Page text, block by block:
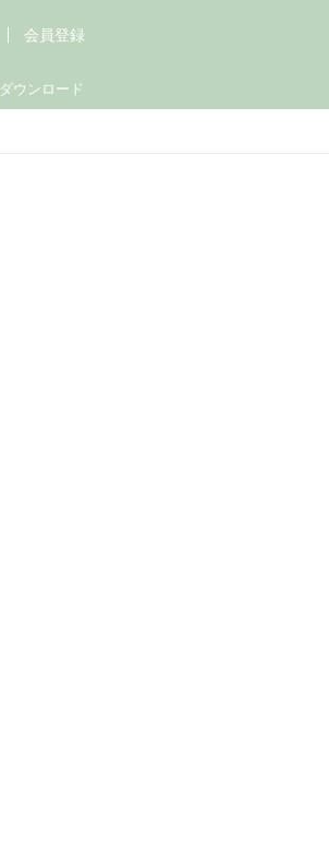
ダウンロード
会員登録